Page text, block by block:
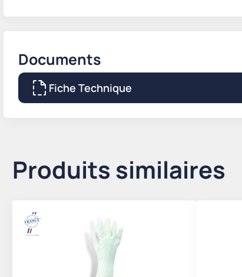
Documents
Fiche Technique
Produits similaires